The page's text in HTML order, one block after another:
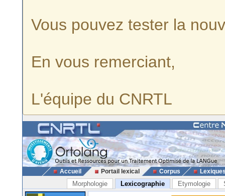
Vous pouvez tester la
En vous remerciant,
L'équipe du CNRTL
Accueil Portail lexical Corpus
Morphologie Lexicographie Etymologie